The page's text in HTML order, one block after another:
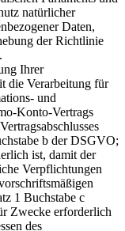
natürlicher
Daten,
der Richtlinie
Ihrer
die Verarbeitung für
und
Konto-Vertrags
b der DSGVO;
ist, damit der
Verpflichtungen
1 Buchstabe c
Zwecke erforderlich
des